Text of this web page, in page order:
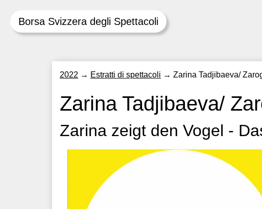
Borsa Svizzera degli Spettacoli
2022 → Estratti di spettacoli → Zarina Tadjibaeva/
Zarina Tadjibaeva/
Zarina zeigt den Vogel -